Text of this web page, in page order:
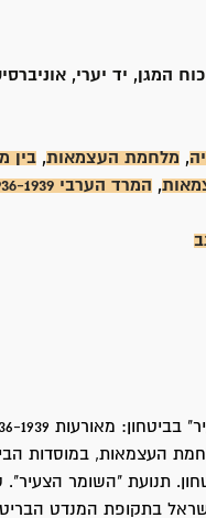
המגן, יד יערי,
, מלחמת העצמאות, בין
, המרד הערבי 1936-1939
העצמאות, במוסדות
תנועת "השומר
בתקופת המנדט